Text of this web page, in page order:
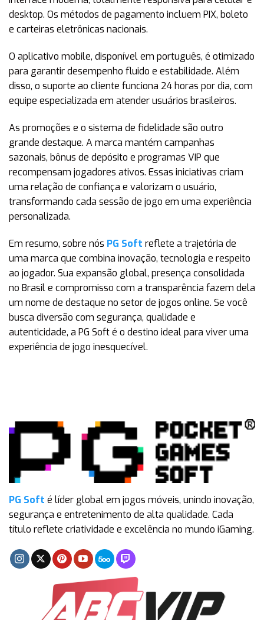
desktop. Os métodos de pagamento incluem PIX, boleto
e carteiras eletrônicas nacionais.
O aplicativo mobile, disponível em português, é otimizado
para garantir desempenho fluido e estabilidade. Além
disso, o suporte ao cliente funciona 24 horas por dia, com
equipe especializada em atender usuários brasileiros.
As promoções e o sistema de fidelidade são outro
grande destaque. A marca mantém campanhas
sazonais, bônus de depósito e programas VIP que
recompensam jogadores ativos. Essas iniciativas criam
uma relação de confiança e valorizam o usuário,
transformando cada sessão de jogo em uma experiência
personalizada.
Em resumo, sobre nós PG Soft reflete a trajetória de
uma marca que combina inovação, tecnologia e respeito
ao jogador. Sua expansão global, presença consolidada
no Brasil e compromisso com a transparência fazem dela
um nome de destaque no setor de jogos online. Se você
busca diversão com segurança, qualidade e
autenticidade, a PG Soft é o destino ideal para viver uma
experiência de jogo inesquecível.
PG Soft é líder global em jogos móveis, unindo inovação,
segurança e entretenimento de alta qualidade. Cada
título reflete criatividade e excelência no mundo iGaming.